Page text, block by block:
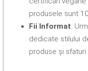
produsele sunt
Fii Informat:
dedicate stilului
produse și sfaturi